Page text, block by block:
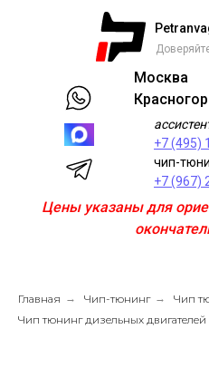
+7 (495)
чип-
+7 (967)
Москва
Цены указаны для
Главная → Чип-тюнинг → Чип
Чип тюнинг дизельных двигателей